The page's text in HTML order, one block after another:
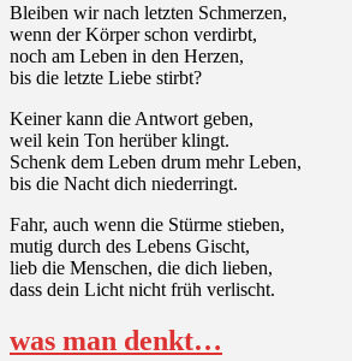
Bleiben wir nach letzten Schmerzen,
wenn der Körper schon verdirbt,
noch am Leben in den Herzen,
bis die letzte Liebe stirbt?
Keiner kann die Antwort geben,
weil kein Ton herüber klingt.
Schenk dem Leben drum mehr Leben,
bis die Nacht dich niederringt.
Fahr, auch wenn die Stürme stieben,
mutig durch des Lebens Gischt,
lieb die Menschen, die dich lieben,
dass dein Licht nicht früh verlischt.
was man denkt…